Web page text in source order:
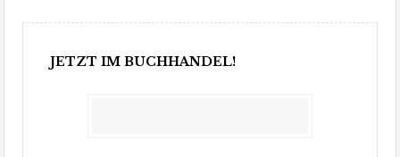
JETZT IM BUCHHANDEL!